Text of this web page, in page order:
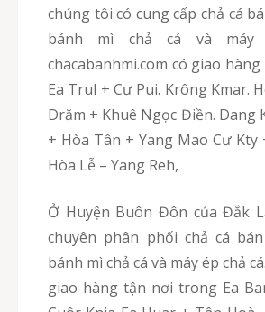
chúng tôi có cung cấp chả cá
bánh mì chả cá và máy
chacabanhmi.com có giao
Ea Trul + Cư Pui. Krông Kmar.
Drăm + Khuê Ngọc Điền. Dang
+ Hòa Tân + Yang Mao Cư Kty
Hòa Lễ – Yang Reh,
Ở Huyện Buôn Đôn của Đắk Lắk, chúng tôi
chuyên phân phối chả cá
bánh mì chả cá và máy ép chả
giao hàng tận nơi trong Ea